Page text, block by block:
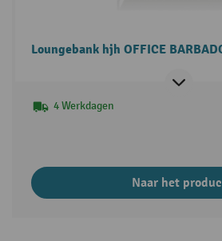
Loungebank hjh OFFICE
4 Werkdagen
Naar het